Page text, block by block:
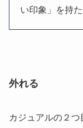
い印象」を持た
外れる
カジュアルの２つ